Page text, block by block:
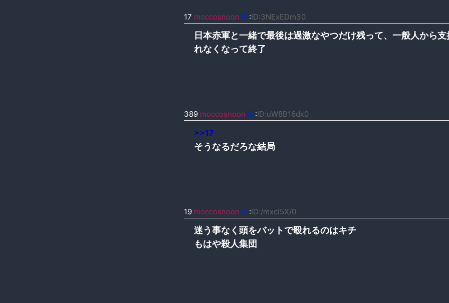
17 moccosnoon ID:ID:3NExEDm30
日本赤軍と一緒で最後は過激なやつだけ残って、一般人から支
れなくなって終了
389 moccosnoon ID:ID:uW8B16dx0
>>17
そうなるだろな結局
19 moccosnoon ID:ID:/mxcI5X/0
迷う事なく頭をバットで殴れるのはキチ
もはや殺人集団